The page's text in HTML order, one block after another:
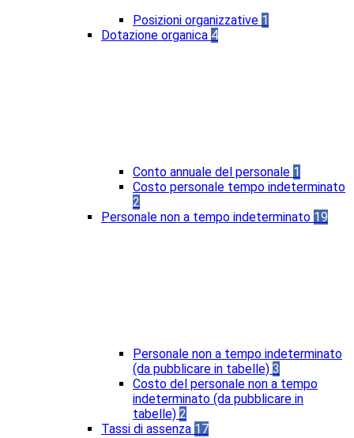
Posizioni organizzative 1
Dotazione organica 4
Conto annuale del personale 1
Costo personale tempo indeterminato
2
Personale non a tempo indeterminato 19
Personale non a tempo indeterminato
(da pubblicare in tabelle) 3
Costo del personale non a tempo
indeterminato (da pubblicare in
tabelle) 2
Tassi di assenza 17